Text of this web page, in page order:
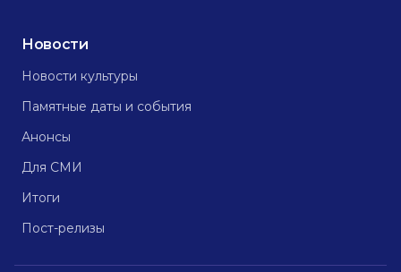
Новости
Новости культуры
Памятные даты и события
Анонсы
Для СМИ
Итоги
Пост-релизы